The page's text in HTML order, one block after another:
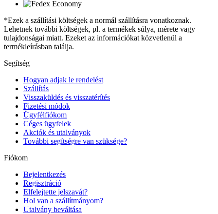
*Ezek a szállítási költségek a normál szállításra vonatkoznak.
Lehetnek további költségek, pl. a termékek súlya, mérete vagy
tulajdonságai miatt. Ezeket az információkat közvetlenül a
termékleírásban találja.
Segítség
Hogyan adjak le rendelést
Szállítás
Visszaküldés és visszatérítés
Fizetési módok
Ügyfélfiókom
Céges ügyfelek
Akciók és utalványok
További segítségre van szüksége?
Fiókom
Bejelentkezés
Regisztráció
Elfelejtette jelszavát?
Hol van a szállítmányom?
Utalvány beváltása